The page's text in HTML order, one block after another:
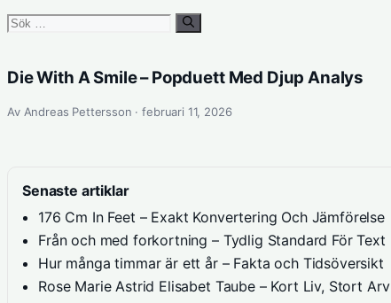
Sök
Die With A Smile – Popduett Med Djup Analys
Av Andreas Pettersson · februari 11, 2026
Senaste artiklar
176 Cm In Feet – Exakt Konvertering Och Jämförelse
Från och med forkortning – Tydlig Standard För Text
Hur många timmar är ett år – Fakta och Tidsöversikt
Rose Marie Astrid Elisabet Taube – Kort Liv, Stort Arv